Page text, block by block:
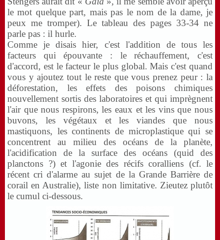
le mot quelque part, mais pas le nom de la dame, je
peux me tromper). Le tableau des pages 33-34 ne
parle pas : il hurle.
Comme je disais hier, c'est l'addition de tous les
facteurs qui épouvante : le réchauffement, c'est
d'accord, est le facteur le plus global. Mais c'est quand
vous y ajoutez tout le reste que vous prenez peur : la
déforestation, les effets des poisons chimiques
nouvellement sortis des laboratoires et qui imprègnent
l'air que nous respirons, les eaux et les vins que nous
buvons, les végétaux et les viandes que nous
mastiquons, les continents de microplastique qui se
concentrent au milieu des océans de la planète,
l'acidification de la surface des océans (quid des
planctons ?) et l'agonie des récifs coralliens (cf. le
récent cri d'alarme au sujet de la Grande Barrière de
corail en Australie), liste non limitative. Zieutez plutôt
le cumul ci-dessous.